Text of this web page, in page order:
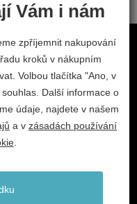
a.s.
cz.cz
(prodejna)
Vám i nám
zpříjemnit nakupování
kroků v nákupním
Volbou tlačítka "Ano, v
Další informace o
údaje, najdete v našem
a v zásadách používání
.